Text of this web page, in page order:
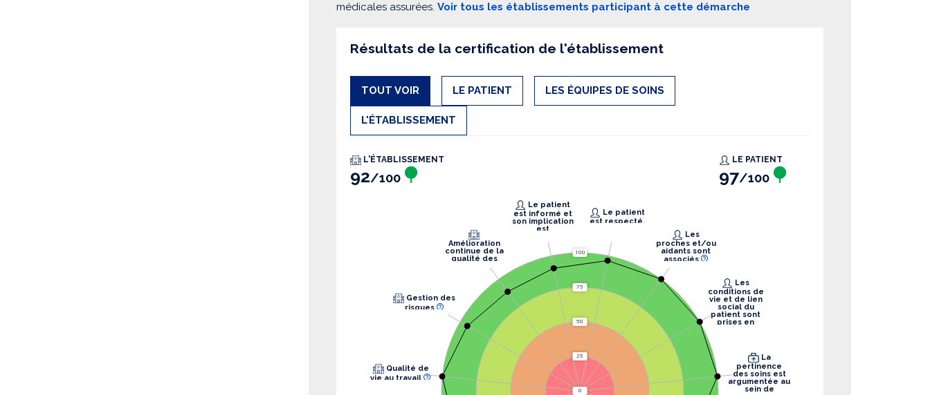
médicales assurées. Voir tous les établissements participant à cette démarche
Résultats de la certification de l'établissement
TOUT VOIR LE PATIENT LES ÉQUIPES DE SOINS
L'ÉTABLISSEMENT
LE PATIENT
97/100
L'ÉTABLISSEMENT
92/100
est informé et
son implication
est
est respecté.
proches et/ou
aidants sont
associés
conditions de
vie et de lien
social du
patient sont
prises en
La
pertinence
des soins est
argumentée au
sein de
Qualité de
vie au travail
risques
Amélioration
continue de la
qualité des
100
75
50
25
0